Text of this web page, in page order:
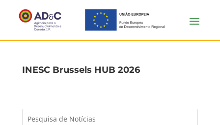
INESC Brussels HUB 2026